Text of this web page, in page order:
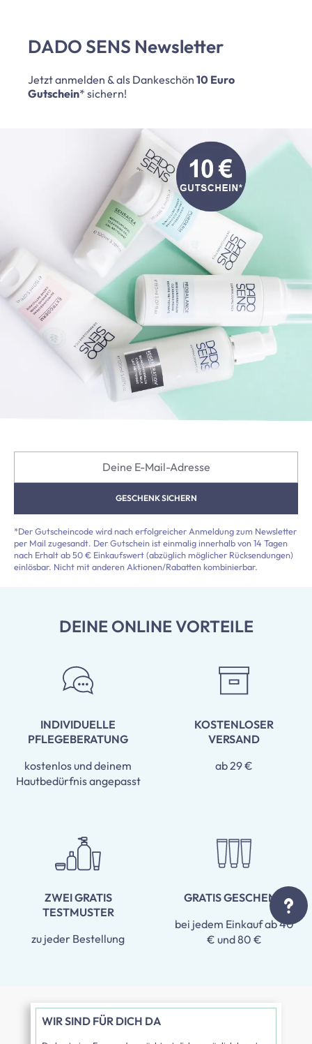
DADO SENS Newsletter
Jetzt anmelden & als Dankeschön 10 Euro
Gutschein* sichern!
GESCHENK SICHERN
*Der Gutscheincode wird nach erfolgreicher Anmeldung zum Newsletter
per Mail zugesandt. Der Gutschein ist einmalig innerhalb von 14 Tagen
nach Erhalt ab 50 € Einkaufswert (abzüglich möglicher Rücksendungen)
einlösbar. Nicht mit anderen Aktionen/Rabatten kombinierbar.
DEINE ONLINE VORTEILE
INDIVIDUELLE
PFLEGEBERATUNG
kostenlos und deinem
Hautbedürfnis angepasst
KOSTENLOSER
VERSAND
ab 29 €
ZWEI GRATIS
TESTMUSTER
zu jeder Bestellung
GRATIS GESCHENK
bei jedem Einkauf ab 40
€ und 80 €
WIR SIND FÜR DICH DA